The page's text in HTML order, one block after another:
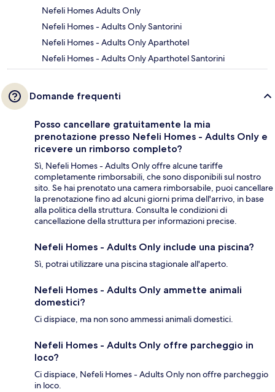
Nefeli Homes Adults Only
Nefeli Homes - Adults Only Santorini
Nefeli Homes - Adults Only Aparthotel
Nefeli Homes - Adults Only Aparthotel Santorini
Domande frequenti
Posso cancellare gratuitamente la mia
prenotazione presso Nefeli Homes - Adults Only e
ricevere un rimborso completo?
Sì, Nefeli Homes - Adults Only offre alcune tariffe
completamente rimborsabili, che sono disponibili sul nostro
sito. Se hai prenotato una camera rimborsabile, puoi cancellare
la prenotazione fino ad alcuni giorni prima dell'arrivo, in base
alla politica della struttura. Consulta le condizioni di
cancellazione della struttura per informazioni precise.
Nefeli Homes - Adults Only include una piscina?
Sì, potrai utilizzare una piscina stagionale all'aperto.
Nefeli Homes - Adults Only ammette animali
domestici?
Ci dispiace, ma non sono ammessi animali domestici.
Nefeli Homes - Adults Only offre parcheggio in
loco?
Ci dispiace, Nefeli Homes - Adults Only non offre parcheggio
in loco.